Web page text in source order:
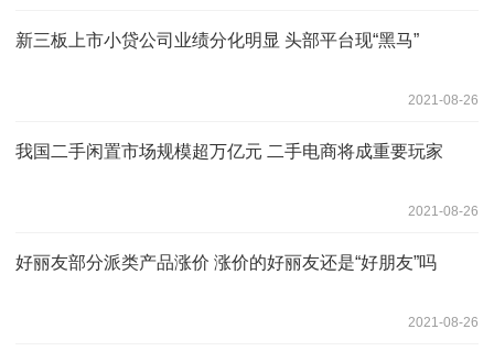
新三板上市小贷公司业绩分化明显 头部平台现“黑马”
2021-08-26
我国二手闲置市场规模超万亿元 二手电商将成重要玩家
2021-08-26
好丽友部分派类产品涨价 涨价的好丽友还是“好朋友”吗
2021-08-26